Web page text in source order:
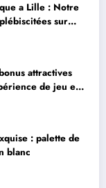
a Lille : Notre
sur
attractives
de jeu en
: palette de
blanc